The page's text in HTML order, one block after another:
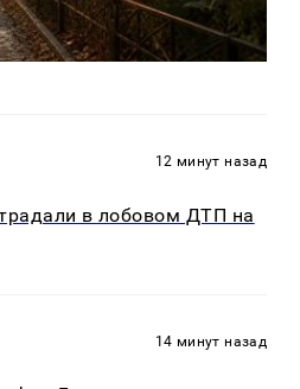
12 минут назад
в лобовом ДТП на
14 минут назад